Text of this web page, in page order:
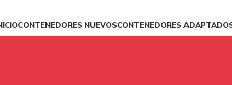
CONTENEDORES NUEVOSCONTENEDORES